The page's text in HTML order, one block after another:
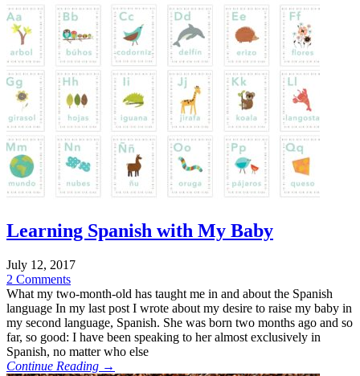
Learning Spanish with My Baby
July 12, 2017
2 Comments
What my two-month-old has taught me in and about the Spanish
language In my last post I wrote about my desire to raise my baby in
my second language, Spanish. She was born two months ago and so
far, so good: I have been speaking to her almost exclusively in
Spanish, no matter who else
Continue Reading →